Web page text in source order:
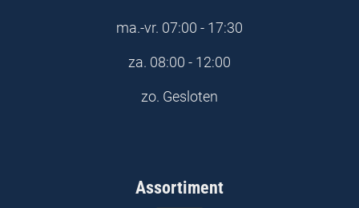
ma.-vr. 07:00 - 17:30
za. 08:00 - 12:00
zo. Gesloten
Assortiment